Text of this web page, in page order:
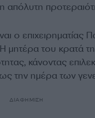
απόλυτη
ο επιχειρηματίας
μητέρα του κρατά
κάνοντας
την ημέρα των
ΔΙΑΦΗΜΙΣΗ